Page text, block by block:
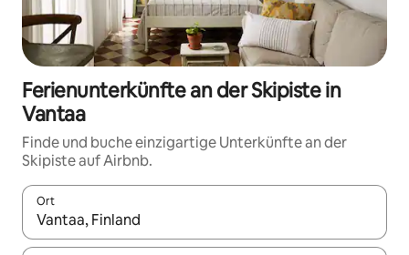
Ferienunterkünfte an der Skipiste in
Vantaa
Finde und buche einzigartige Unterkünfte an der
Skipiste auf Airbnb.
Ort
Wenn Ergebnisse verfügbar sind, navigiere mit den